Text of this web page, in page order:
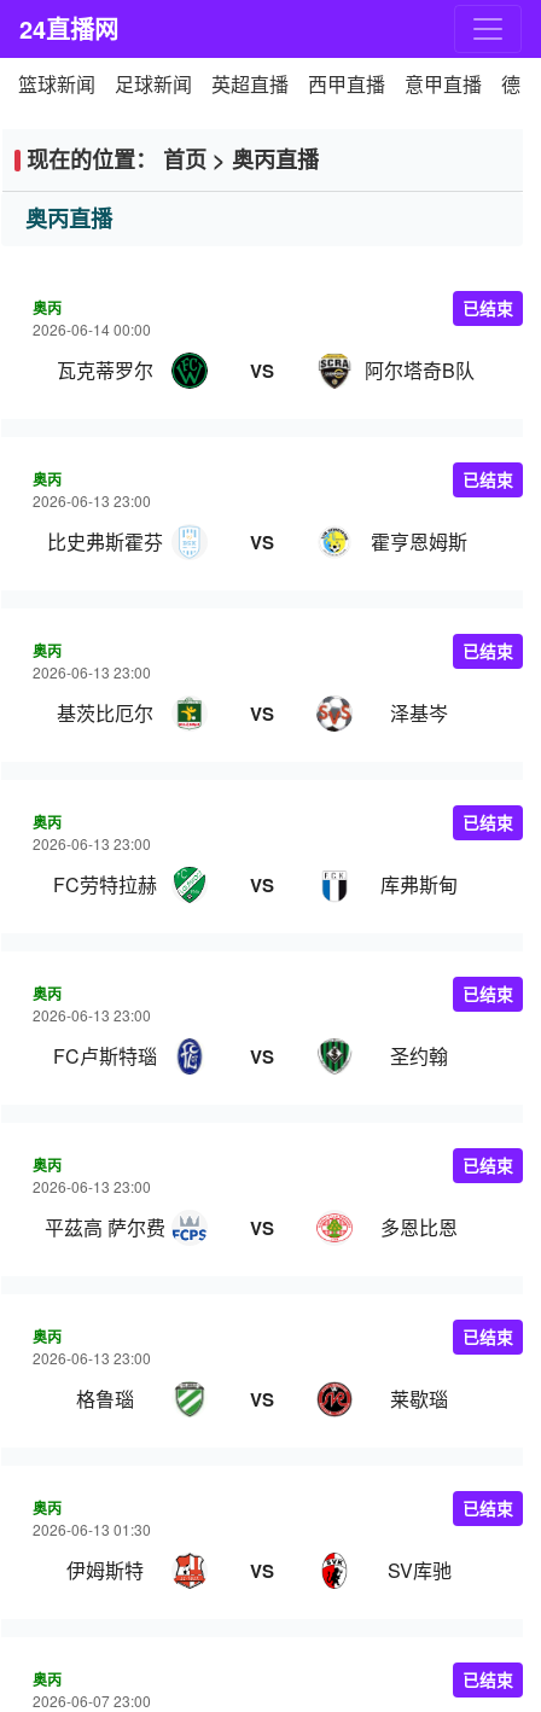
24直播网
篮球新闻 足球新闻 英超直播 西甲直播 意甲直播 德
现在的位置： 首页 > 奥丙直播
奥丙直播
奥丙
2026-06-14 00:00
瓦克蒂罗尔 VS 阿尔塔奇B队
已结束
奥丙
2026-06-13 23:00
比史弗斯霍芬 VS 霍亨恩姆斯
已结束
奥丙
2026-06-13 23:00
基茨比厄尔 VS 泽基岑
已结束
奥丙
2026-06-13 23:00
FC劳特拉赫 VS 库弗斯甸
已结束
奥丙
2026-06-13 23:00
FC卢斯特瑙 VS 圣约翰
已结束
奥丙
2026-06-13 23:00
平茲高 萨尔费尔登 VS 多恩比恩
已结束
奥丙
2026-06-13 23:00
格鲁瑙 VS 莱歇瑙
已结束
奥丙
2026-06-13 01:30
伊姆斯特 VS SV库驰
已结束
奥丙
2026-06-07 23:00
已结束